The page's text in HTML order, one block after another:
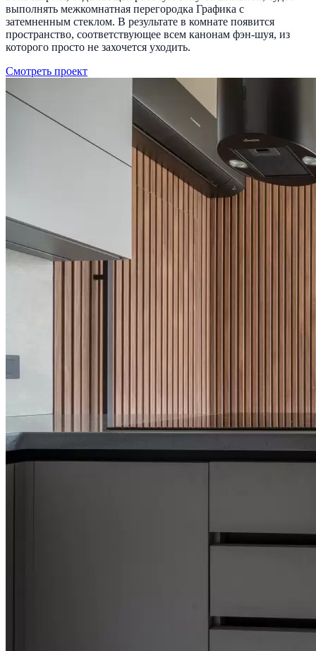
выполнять межкомнатная перегородка Графика с
затемненным стеклом. В результате в комнате появится
пространство, соответствующее всем канонам фэн-шуя, из
которого просто не захочется уходить.
Смотреть проект